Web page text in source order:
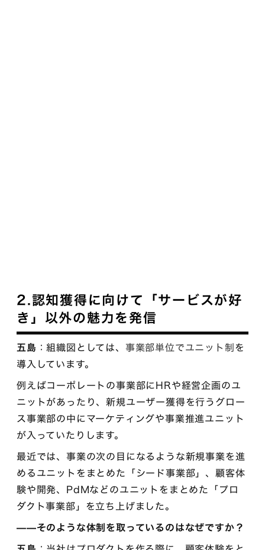
2.認知獲得に向けて「サービスが好
き」以外の魅力を発信
五島 ：組織図としては、 事業部単位でユニット制を
導入しています。
例えばコーポレートの事業部にHRや経営企画のユ
ニットがあったり、新規ユーザー獲得を行うグロー
ス事業部の中にマーケティングや事業推進ユニット
が入っていたりします。
最近では、事業の次の目になるような新規事業を進
めるユニットをまとめた「シード事業部」、顧客体
験や開発、PdMなどのユニットをまとめた「プロ
ダクト事業部」を立ち上げました。
——そのような体制を取っているのはなぜですか？